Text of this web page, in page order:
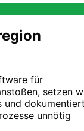
für
setzen
und
unnötig